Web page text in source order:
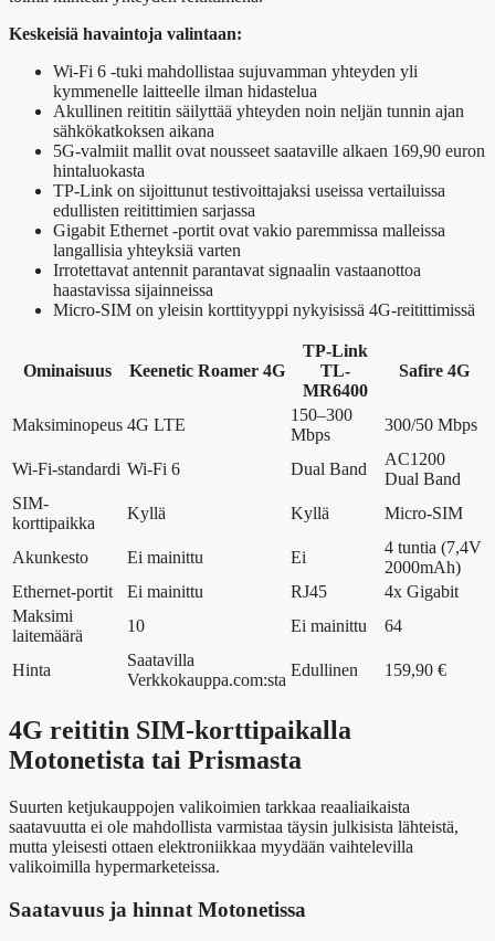
Keskeisiä havaintoja valintaan:
Wi-Fi 6 -tuki mahdollistaa sujuvamman yhteyden yli
kymmenelle laitteelle ilman hidastelua
Akullinen reititin säilyttää yhteyden noin neljän tunnin ajan
sähkökatkoksen aikana
5G-valmiit mallit ovat nousseet saataville alkaen 169,90 euron
hintaluokasta
TP-Link on sijoittunut testivoittajaksi useissa vertailuissa
edullisten reitittimien sarjassa
Gigabit Ethernet -portit ovat vakio paremmissa malleissa
langallisia yhteyksiä varten
Irrotettavat antennit parantavat signaalin vastaanottoa
haastavissa sijainneissa
Micro-SIM on yleisin korttityyppi nykyisissä 4G-reitittimissä
Ominaisuus Keenetic Roamer 4G
TP-Link
TL-
MR6400
Safire 4G
Maksiminopeus 4G LTE
150–300
Mbps
300/50 Mbps
Wi-Fi-standardi Wi-Fi 6 Dual Band
AC1200
Dual Band
SIM-
korttipaikka
Kyllä Kyllä Micro-SIM
Akunkesto Ei mainittu Ei
4 tuntia (7,4V
2000mAh)
Ethernet-portit
Ei mainittu RJ45
4x Gigabit
Maksimi
laitemäärä
10 Ei mainittu 64
Hinta
Saatavilla
Verkkokauppa.com:sta
Edullinen 159,90 €
4G reititin SIM-korttipaikalla
Motonetista tai Prismasta
Suurten ketjukauppojen valikoimien tarkkaa reaaliaikaista
saatavuutta ei ole mahdollista varmistaa täysin julkisista lähteistä,
mutta yleisesti ottaen elektroniikkaa myydään vaihtelevilla
valikoimilla hypermarketeissa.
Saatavuus ja hinnat Motonetissa